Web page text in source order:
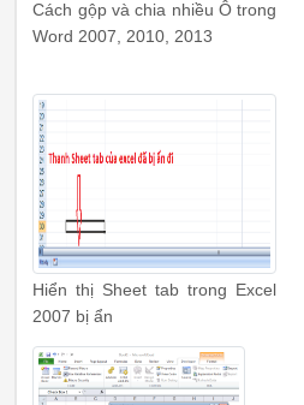
Cách gộp và chia nhiều Ô trong
Word 2007, 2010, 2013
Hiển thị Sheet tab trong Excel
2007 bị ẩn